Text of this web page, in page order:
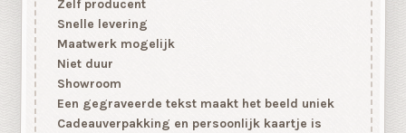
Zelf producent
Snelle levering
Maatwerk mogelijk
Niet duur
Showroom
Een gegraveerde tekst maakt het beeld uniek
Cadeauverpakking en persoonlijk kaartje is